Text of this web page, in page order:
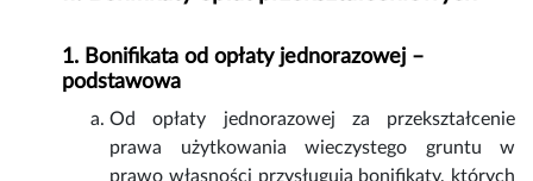
1. Bonifikata od opłaty jednorazowej –
podstawowa
Od opłaty jednorazowej za przekształcenie
prawa użytkowania wieczystego gruntu w
prawo własności przysługują bonifikaty, których